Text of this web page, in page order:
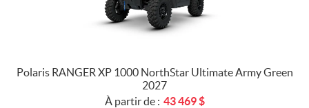
Polaris RANGER XP 1000 NorthStar Ultimate Army Green
2027
À partir de : 43 469$